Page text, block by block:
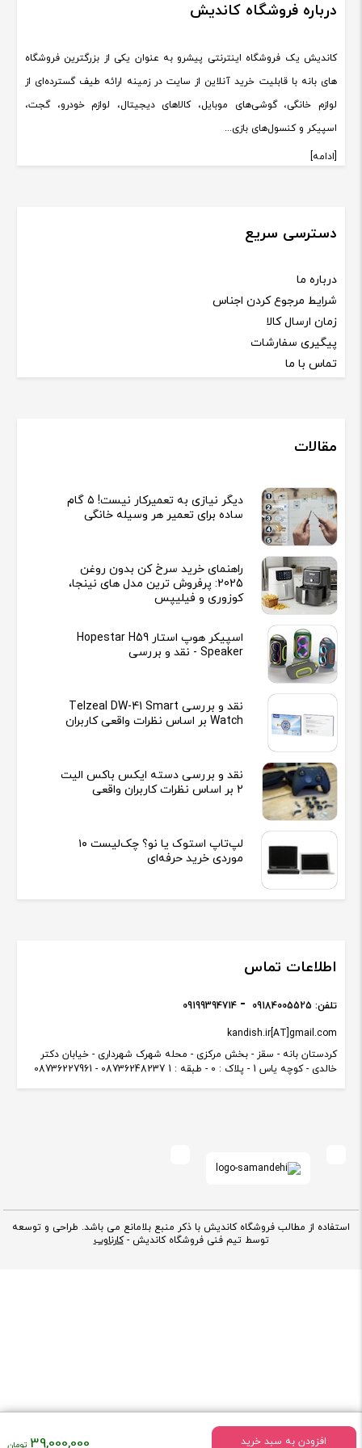
افزودن به سبد خرید 39,000,000
درباره فروشگاه کاندیش
کاندیش یک فروشگاه اینترنتی پیشرو به عنوان یکی از بزرگترین فروشگاه
های بانه با قابلیت خرید آنلاین از سایت در زمینه ارائه طیف گسترده‌ای از
لوازم خانگی، گوشی‌های موبایل، کالاهای دیجیتال، لوازم خودرو، گجت،
اسپیکر و کنسول‌های بازی...
[ادامه]
دسترسی سریع
درباره ما
شرایط مرجوع کردن اجناس
زمان ارسال کالا
پیگیری سفارشات
تماس با ما
مقالات
دیگر نیازی به تعمیرکار نیست! ۵ گام
ساده برای تعمیر هر وسیله خانگی
راهنمای خرید سرخ کن بدون روغن
2025: پرفروش ترین مدل های نینجا،
کوزوری و فیلیپس
اسپیکر هوپ استار Hopestar H59
Speaker - نقد و بررسی
نقد و بررسی Telzeal DW-41 Smart
Watch بر اساس نظرات واقعی کاربران
نقد و بررسی دسته ایکس باکس الیت
2 بر اساس نظرات کاربران واقعی
لپ‌تاپ استوک یا نو؟ چک‌لیست ۱۰
موردی خرید حرفه‌ای
اطلاعات تماس
کردستان بانه - سقز - بخش مرکزی - محله شهرک شهرداری - خیابان دکتر
خالدی - کوچه یاس 1 - پلاک : 0 - طبقه : 1 08736248237 - 08736227961
kandish.ir[AT]gmail.com
تلفن: 09184005525
09199394714
استفاده از مطالب فروشگاه کاندیش با ذکر منبع بلامانع می باشد. طراحی و توسعه
توسط تیم فنی فروشگاه کاندیش -کارناوب